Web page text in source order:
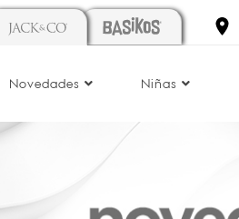
Novedades Niñas